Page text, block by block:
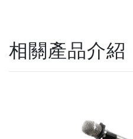
相關產品介紹